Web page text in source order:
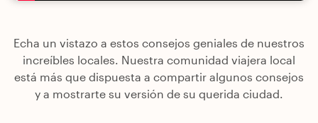
Echa un vistazo a estos consejos geniales de nuestros
increíbles locales. Nuestra comunidad viajera local
está más que dispuesta a compartir algunos consejos
y a mostrarte su versión de su querida ciudad.